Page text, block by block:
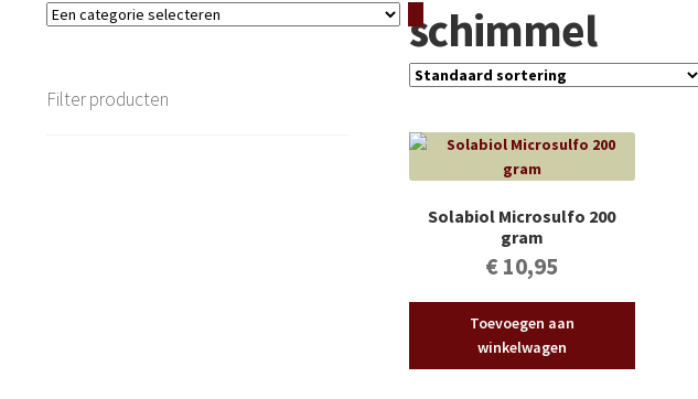
Een
Filter producten
schimmel
Solabiol Microsulfo 200
gram
€10,95
Toevoegen aan
winkelwagen